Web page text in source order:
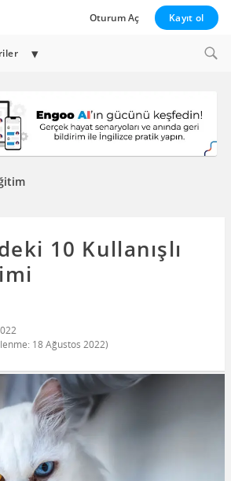
Oturum Aç Kayıt ol
Expand
10 Kullanışlı
18 Ağustos 2022)